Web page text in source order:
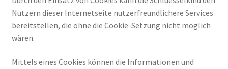
Nutzern dieser Internetseite nutzerfreundlichere Services
bereitstellen, die ohne die Cookie-Setzung nicht möglich
wären.
Mittels eines Cookies können die Informationen und